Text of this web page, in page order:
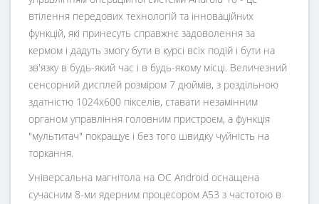
втілення передових технологій та інноваційних
функцій, які принесуть справжнє задоволення за
кермом і дадуть змогу бути в курсі всіх подій і бути на
зв'язку в будь-який час і в будь-якому місці. Величезний
сенсорний дисплей розміром 7 дюймів, з роздільною
здатністю 1024x600 пікселів, ставати незамінним
органом управління головним пристроєм, а функція
"мультитач" покращує і без того швидку чуйність на
торкання.
Універсальна магнітола на ОС Android оснащена
сучасним 8-ми ядерним процесором A53 з частотою в